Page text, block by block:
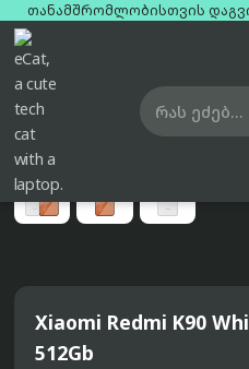
თანამშრომლობისთვის
მთავარი ტელეფონები

Xiaomi Redmi K90
512Gb